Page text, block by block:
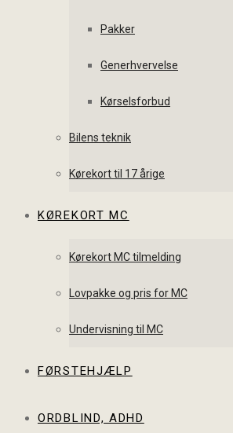
Pakker
Generhvervelse
Kørselsforbud
Bilens teknik
Kørekort til 17 årige
KØREKORT MC
Kørekort MC tilmelding
Lovpakke og pris for MC
Undervisning til MC
FØRSTEHJÆLP
ORDBLIND, ADHD